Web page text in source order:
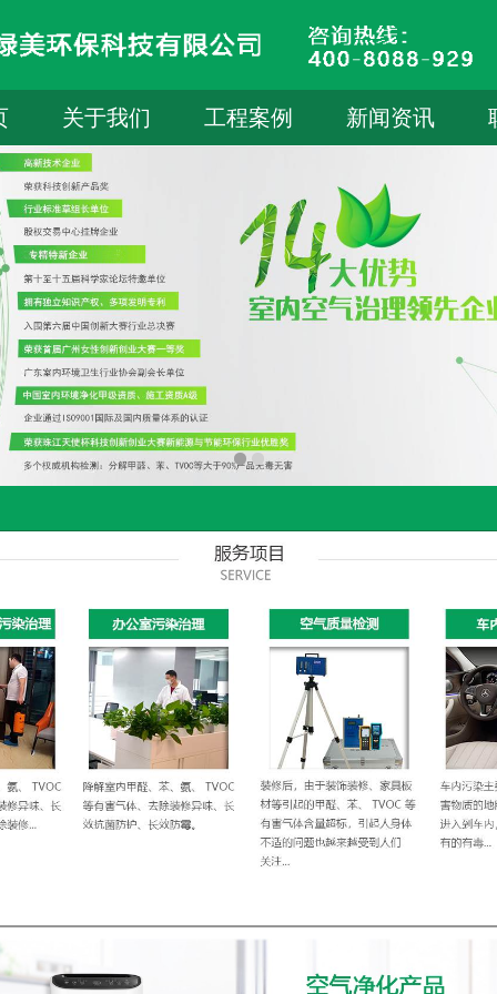
关于我们 工程案例 新闻资讯